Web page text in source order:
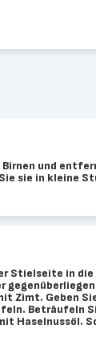
und
sie in kleine
Stielseite in die
Zimt. Geben
Beträufeln
Haselnussöl.